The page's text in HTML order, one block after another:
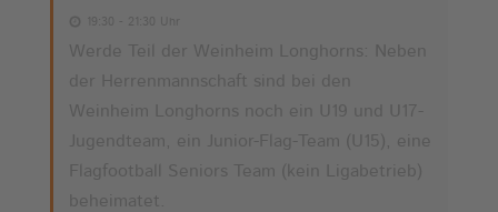
19:30 - 21:30 Uhr
Werde Teil der Weinheim Longhorns: Neben
der Herrenmannschaft sind bei den
Weinheim Longhorns noch ein U19 und U17-
Jugendteam, ein Junior-Flag-Team (U15), eine
Flagfootball Seniors Team (kein Ligabetrieb)
beheimatet.